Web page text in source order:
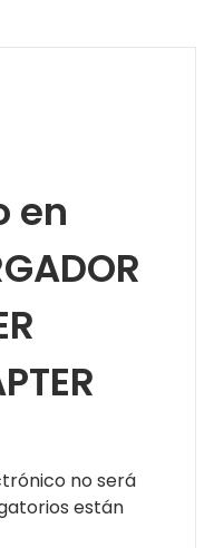
en
no será
están